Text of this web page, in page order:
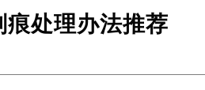
处理办法推荐